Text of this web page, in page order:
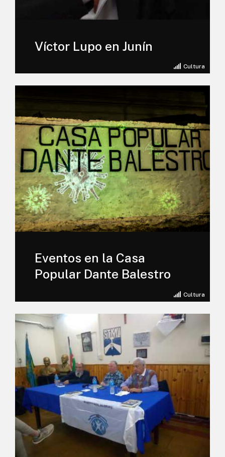
Cultura
Víctor Lupo en Junín
Cultura
Eventos en la Casa
Popular Dante Balestro